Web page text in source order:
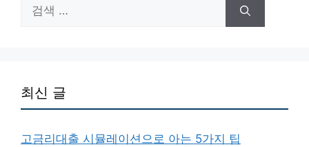
색:
최신 글
고금리대출 시뮬레이션으로 아는 5가지 팁